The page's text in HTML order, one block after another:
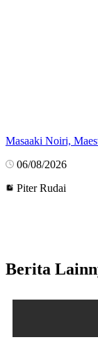
Masaaki Noiri,
06/08/2026
Piter Rudai
Berita